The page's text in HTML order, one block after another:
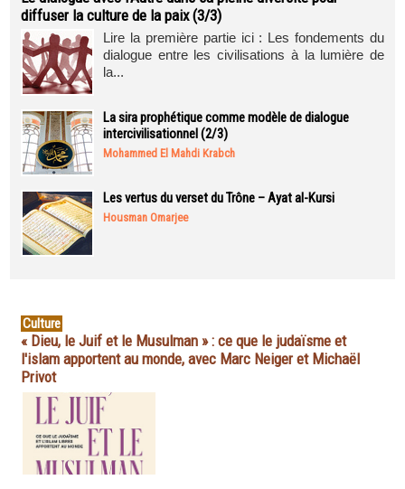
diffuser la culture de la paix (3/3)
Lire la première partie ici : Les fondements du
dialogue entre les civilisations à la lumière de
la...
La sira prophétique comme modèle de dialogue
intercivilisationnel (2/3)
Mohammed El Mahdi Krabch
Les vertus du verset du Trône – Ayat al-Kursi
Housman Omarjee
Culture
« Dieu, le Juif et le Musulman » : ce que le judaïsme et
l'islam apportent au monde, avec Marc Neiger et Michaël
Privot